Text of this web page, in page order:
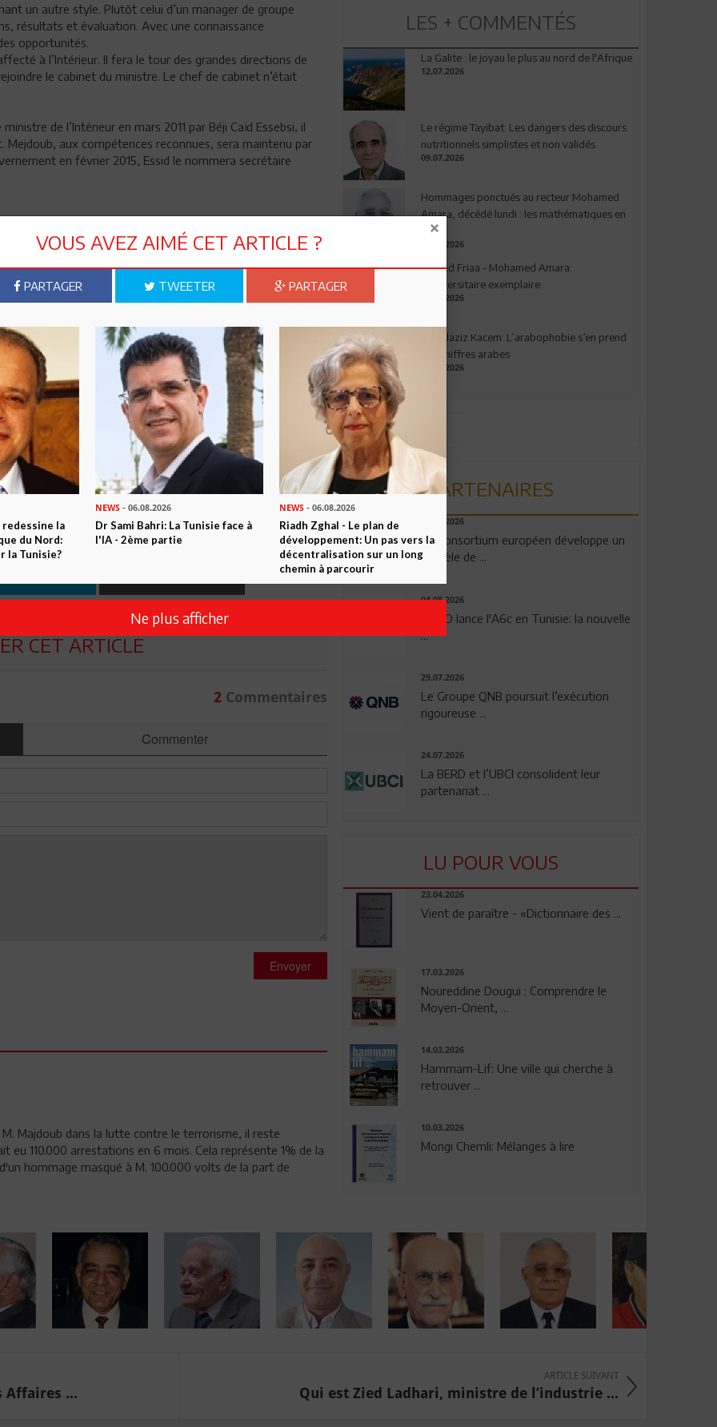
un autre style. Plutôt celui d’un manager de groupe
résultats et évaluation. Avec une connaissance
opportunités.
à l’Intérieur. Il fera le tour des grandes directions de
le cabinet du ministre. Le chef de cabinet n’était
de l’Intérieur en mars 2011 par Béji Caïd Essebsi, il
Mejdoub, aux compétences reconnues, sera maintenu par
en février 2015, Essid le nommera secrétaire
du ministre des Affaires étrangères
du Développement, de l’Investissement et de la
et des Énergies renouvelables
arrestations en 6 mois
de l'Environnement
deux nouveaux secrétaires d’Etat
ami Imprimer
PARTAGEZ-LE AVEC VOS AMIS !
CET ARTICLE
2Commentaires
Commenter
Envoyer
Majdoub dans la lutte contre le terrorisme, il reste
eu 110.000 arrestations en 6 mois. Cela représente 1% de la
hommage masqué à M. 100.000 volts de la part de
LES + COMMENTÉS
La Galite : le joyau le plus au nord de l'Afrique
12.07.2026
Le régime Tayibat: Les dangers des discours
nutritionnels simplistes et non validés
09.07.2026
Hommages ponctués au recteur Mohamed
Amara, décédé lundi : les mathématiques en
deuil
03.08.2026
Ahmed Friaa - Mohamed Amara:
l’Universitaire exemplaire
04.08.2026
Abdelaziz Kacem: L’arabophobie s’en prend
aux chiffres arabes
09.07.2026
PARTENAIRES
06.08.2026
Un consortium européen développe un
modèle de ...
04.08.2026
OPPO lance l'A6c en Tunisie: la nouvelle
...
29.07.2026
Le Groupe QNB poursuit l’exécution
rigoureuse ...
24.07.2026
La BERD et l’UBCI consolident leur
partenariat ...
LU POUR VOUS
23.04.2026
Vient de paraître - «Dictionnaire des ...
17.03.2026
Noureddine Dougui : Comprendre le
Moyen-Orient, ...
14.03.2026
Hammam-Lif: Une ville qui cherche à
retrouver ...
10.03.2026
Mongi Chemli: Mélanges à lire
Affaires ...
ARTICLE SUIVANT
Qui est Zied Ladhari, ministre de l’industrie ...
VOUS AVEZ AIMÉ CET ARTICLE ?
PARTAGER TWEETER PARTAGER
redessine la
du Nord:
la Tunisie?
NEWS - 06.08.2026
Dr Sami Bahri: La Tunisie face à
l'IA - 2ème partie
NEWS- 06.08.2026
Riadh Zghal - Le plan de
développement: Un pas vers la
décentralisation sur un long
chemin à parcourir
Ne plus afficher